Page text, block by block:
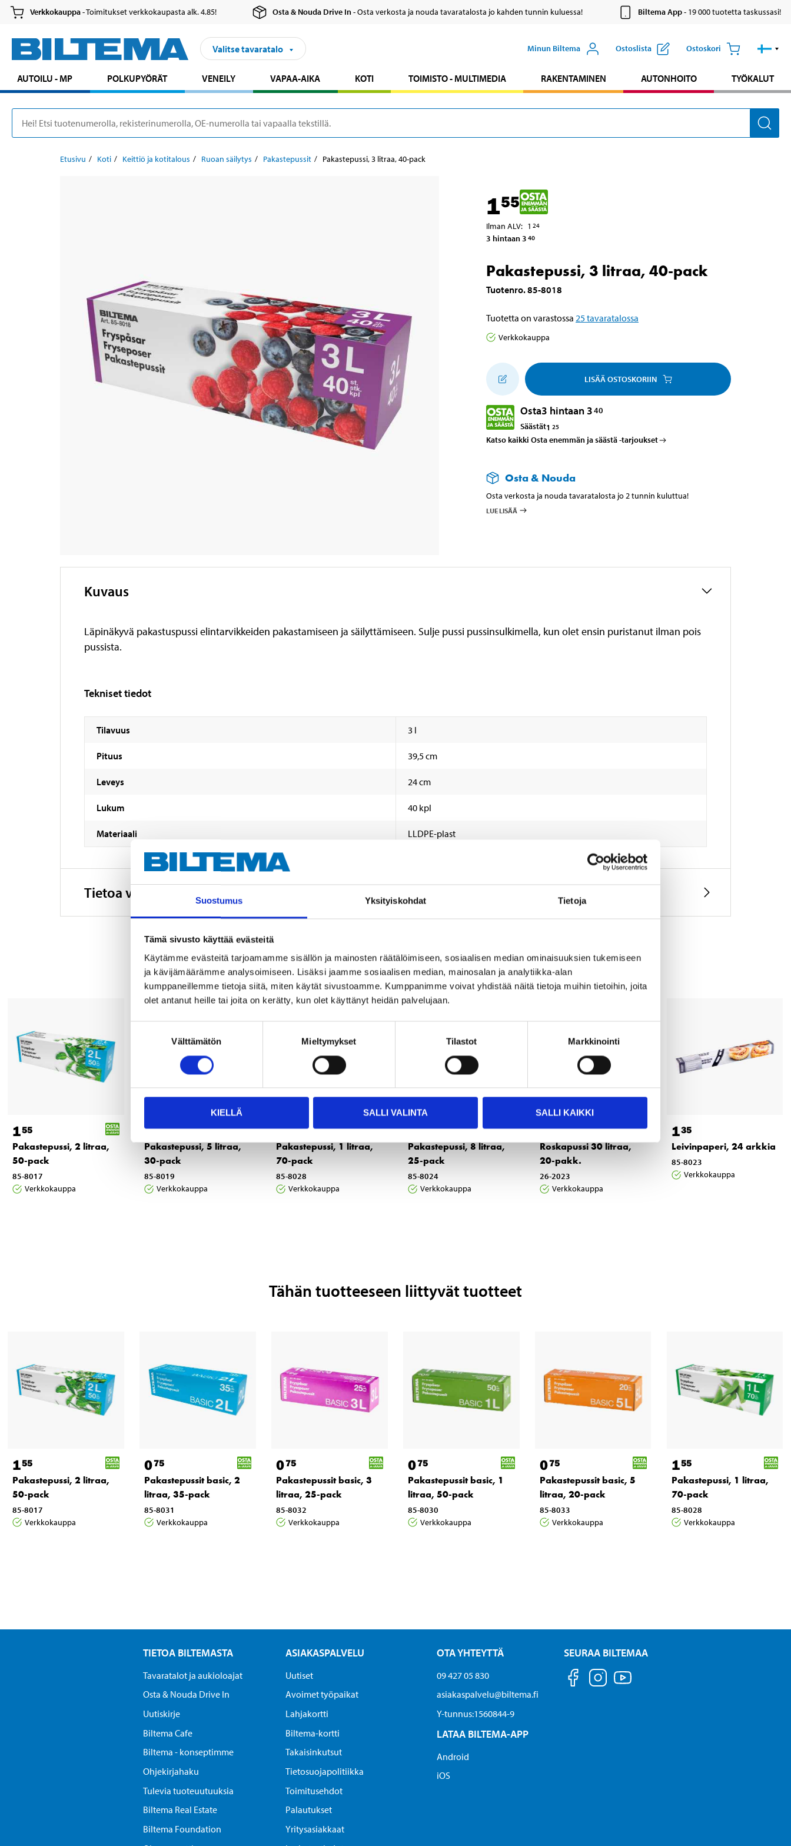
Suostumus Yksityiskohdat Tietoja
Tämä sivusto käyttää evästeitä
Käytämme evästeitä tarjoamamme sisällön ja mainosten räätälöimiseen, sosiaalisen median ominaisuuksien tukemiseen
ja kävijämäärämme analysoimiseen. Lisäksi jaamme sosiaalisen median, mainosalan ja analytiikka-alan
kumppaneillemme tietoja siitä, miten käytät sivustoamme. Kumppanimme voivat yhdistää näitä tietoja muihin tietoihin, joita
olet antanut heille tai joita on kerätty, kun olet käyttänyt heidän palvelujaan.
Välttämätön Mieltymykset Tilastot Markkinointi
KIELLÄ SALLI VALINTA SALLI KAIKKI
Verkkokauppa- Toimitukset verkkokaupasta alk. 4.85! Osta & Nouda Drive In- Osta verkosta ja nouda tavaratalosta jo kahden tunnin kuluessa! Biltema App- 19 000 tuotetta taskussasi!
Valitse tavaratalo Minun Biltema Ostoslista Ostoskori
AUTOILU - MP POLKUPYÖRÄT VENEILY VAPAA-AIKA KOTI TOIMISTO - MULTIMEDIA RAKENTAMINEN AUTONHOITO TYÖKALUT
Etusivu Koti Keittiö ja kotitalous Ruoan säilytys Pakastepussit Pakastepussi, 3 litraa, 40-pack
155
Ilman ALV: 1 24
3 hintaan 3 40
Pakastepussi, 3 litraa, 40-pack
Tuotenro.85-8018
Tuotetta on varastossa 25tavaratalossa
Verkkokauppa
LISÄÄ OSTOSKORIIN
Osta3 hintaan 340
Säästät1 25
Katso kaikki Osta enemmän ja säästä -tarjoukset
Osta & Nouda
Osta verkosta ja nouda tavaratalosta jo 2 tunnin kuluttua!
LUE LISÄÄ
Kuvaus
Läpinäkyvä pakastuspussi elintarvikkeiden pakastamiseen ja säilyttämiseen. Sulje pussi pussinsulkimella, kun olet ensin puristanut ilman pois
pussista.
Tekniset tiedot
Tilavuus 3 l
Pituus 39,5 cm
Leveys 24 cm
Lukum 40 kpl
Materiaali LLDPE-plast
Tietoa valmistajasta
Muut asiakkaat ostivat myös
155
Pakastepussi, 2 litraa,
50-pack
85-8017
Verkkokauppa
155
Pakastepussi, 5 litraa,
30-pack
85-8019
Verkkokauppa
155
Pakastepussi, 1 litraa,
70-pack
85-8028
Verkkokauppa
155
Pakastepussi, 8 litraa,
25-pack
85-8024
Verkkokauppa
125
Roskapussi 30 litraa,
20-pakk.
26-2023
Verkkokauppa
135
Leivinpaperi, 24 arkkia
85-8023
Verkkokauppa
Tähän tuotteeseen liittyvät tuotteet
155
Pakastepussi, 2 litraa,
50-pack
85-8017
Verkkokauppa
075
Pakastepussit basic, 2
litraa, 35-pack
85-8031
Verkkokauppa
075
Pakastepussit basic, 3
litraa, 25-pack
85-8032
Verkkokauppa
075
Pakastepussit basic, 1
litraa, 50-pack
85-8030
Verkkokauppa
075
Pakastepussit basic, 5
litraa, 20-pack
85-8033
Verkkokauppa
155
Pakastepussi, 1 litraa,
70-pack
85-8028
Verkkokauppa
TIETOA BILTEMASTA
Tavaratalot ja aukioloajat
Osta & Nouda Drive In
Uutiskirje
Biltema Cafe
Biltema - konseptimme
Ohjekirjahaku
Tulevia tuoteuutuuksia
Biltema Real Estate
Biltema Foundation
ASIAKASPALVELU
Uutiset
Avoimet työpaikat
Lahjakortti
Biltema-kortti
Takaisinkutsut
Tietosuojapolitiikka
Toimitusehdot
Palautukset
Yritysasiakkaat
OTA YHTEYTTÄ
09 427 05 830
asiakaspalvelu@biltema.fi
Y-tunnus:1560844-9
LATAA BILTEMA-APP
Android
iOS
SEURAA BILTEMAA